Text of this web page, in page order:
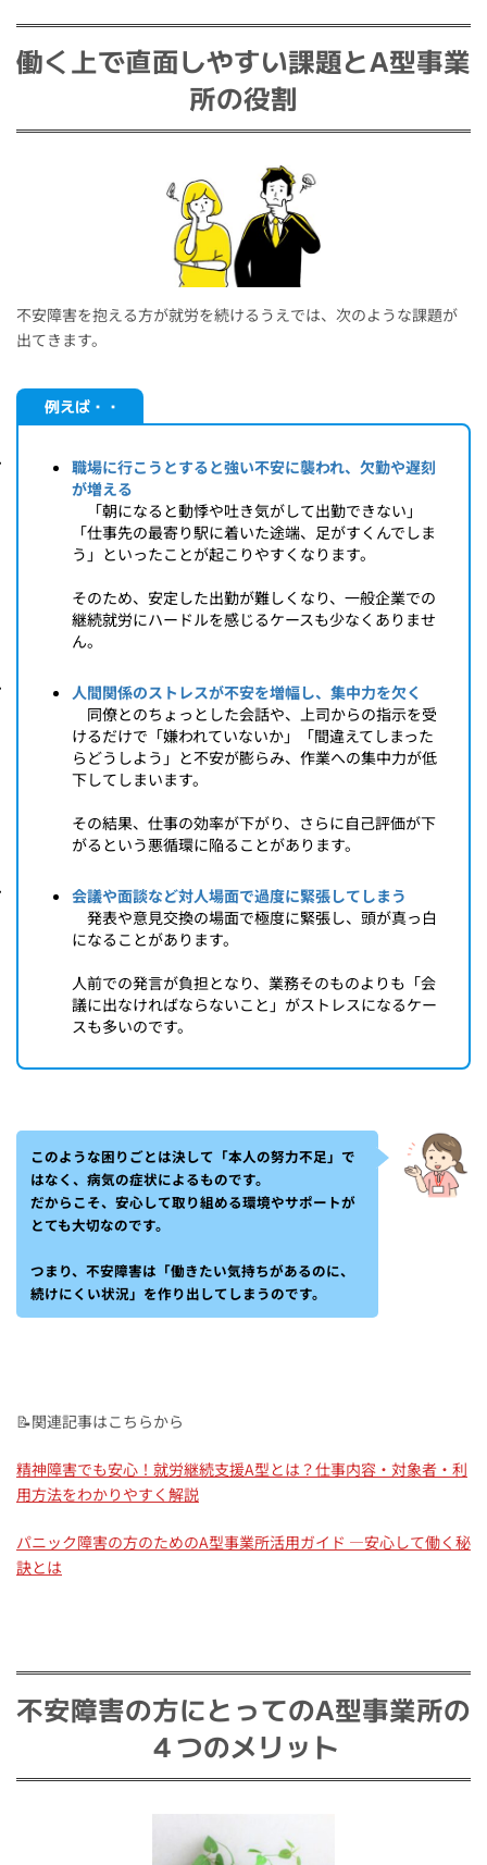
働く上で直面しやすい課題とA型事業
所の役割
不安障害を抱える方が就労を続けるうえでは、次のような課題が
出てきます。
例えば・・
職場に行こうとすると強い不安に襲われ、欠勤や遅刻
が増える
「朝になると動悸や吐き気がして出勤できない」
「仕事先の最寄り駅に着いた途端、足がすくんでしま
う」といったことが起こりやすくなります。
そのため、安定した出勤が難しくなり、一般企業での
継続就労にハードルを感じるケースも少なくありませ
ん。
人間関係のストレスが不安を増幅し、集中力を欠く
同僚とのちょっとした会話や、上司からの指示を受
けるだけで「嫌われていないか」「間違えてしまった
らどうしよう」と不安が膨らみ、作業への集中力が低
下してしまいます。
その結果、仕事の効率が下がり、さらに自己評価が下
がるという悪循環に陥ることがあります。
会議や面談など対人場面で過度に緊張してしまう
発表や意見交換の場面で極度に緊張し、頭が真っ白
になることがあります。
人前での発言が負担となり、業務そのものよりも「会
議に出なければならないこと」がストレスになるケー
スも多いのです。
このような困りごとは決して「本人の努力不足」で
はなく、病気の症状によるものです。
だからこそ、安心して取り組める環境やサポートが
とても大切なのです。
つまり、不安障害は「働きたい気持ちがあるのに、
続けにくい状況」を作り出してしまうのです。
📝関連記事はこちらから
精神障害でも安心！就労継続支援A型とは？仕事内容・対象者・利
用方法をわかりやすく解説
パニック障害の方のためのA型事業所活用ガイド ―安心して働く秘
訣とは
不安障害の方にとってのA型事業所の
４つのメリット